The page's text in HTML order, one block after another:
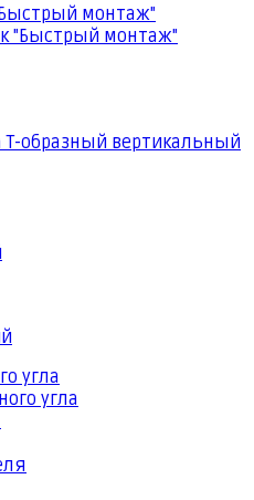
монтаж"
"Быстрый монтаж"
образный вертикальный
угла
угла